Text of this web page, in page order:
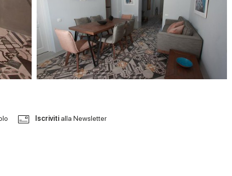
Iscriviti alla Newsletter